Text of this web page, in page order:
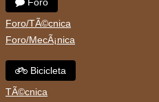
Foro
Foro/TÃ©cnica
Foro/MecÃ¡nica
Bicicleta
TÃ©cnica